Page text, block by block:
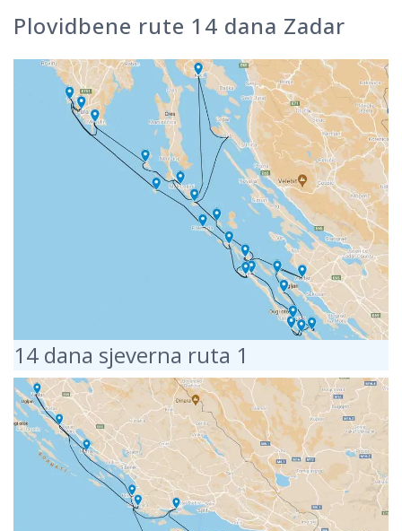
Plovidbene rute 14 dana Zadar
14 dana sjeverna ruta 1